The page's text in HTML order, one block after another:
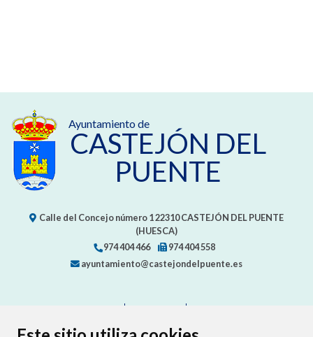
Ayuntamiento de
CASTEJÓN DEL
PUENTE
Calle del Concejo número 122310CASTEJÓN DEL PUENTE
(HUESCA)
974 404 466
974 404 558
ayuntamiento@castejondelpuente.es
PROTECCIÓN DE DATOS